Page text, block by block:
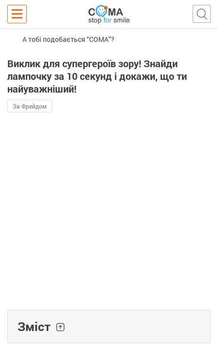
А тобі подобається “COMA”?
Виклик для супергероїв зору! Знайди
лампочку за 10 секунд і докажи, що ти
найуважніший!
За Фрейдом
Зміст